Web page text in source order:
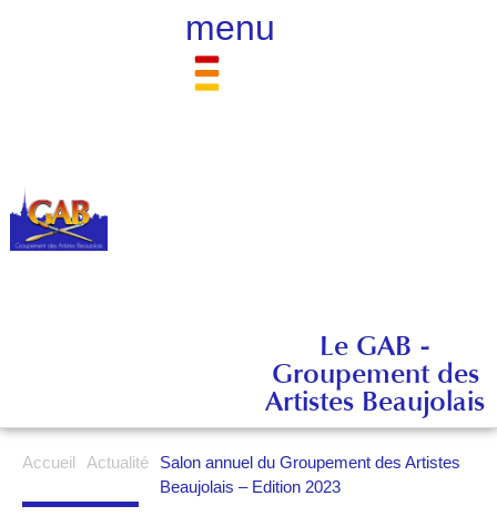
menu
Le GAB -
Groupement des
Artistes Beaujolais
Accueil Actualité
Salon annuel du Groupement des Artistes
Beaujolais – Edition 2023